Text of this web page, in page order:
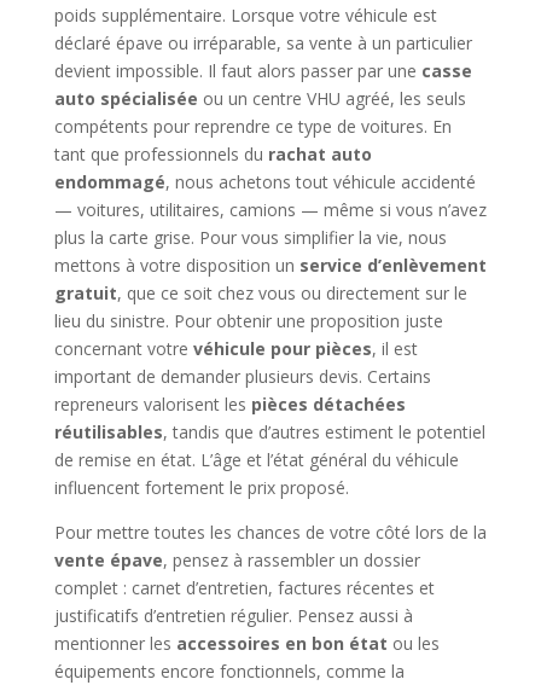
poids supplémentaire. Lorsque votre véhicule est
déclaré épave ou irréparable, sa vente à un particulier
devient impossible. Il faut alors passer par une casse
auto spécialisée ou un centre VHU agréé, les seuls
compétents pour reprendre ce type de voitures. En
tant que professionnels du rachat auto
endommagé, nous achetons tout véhicule accidenté
— voitures, utilitaires, camions — même si vous n’avez
plus la carte grise. Pour vous simplifier la vie, nous
mettons à votre disposition un service d’enlèvement
gratuit, que ce soit chez vous ou directement sur le
lieu du sinistre. Pour obtenir une proposition juste
concernant votre véhicule pour pièces, il est
important de demander plusieurs devis. Certains
repreneurs valorisent les pièces détachées
réutilisables, tandis que d’autres estiment le potentiel
de remise en état. L’âge et l’état général du véhicule
influencent fortement le prix proposé.
Pour mettre toutes les chances de votre côté lors de la
vente épave, pensez à rassembler un dossier
complet : carnet d’entretien, factures récentes et
justificatifs d’entretien régulier. Pensez aussi à
mentionner les accessoires en bon état ou les
équipements encore fonctionnels, comme la